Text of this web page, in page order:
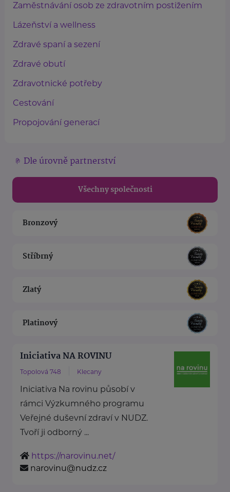
Zaměstnávání osob ze zdravotním postižením
Lázeňství a wellness
Zdravé spaní a sezení
Zdravé obutí
Zdravotnické potřeby
Cestování
Propojování generací
Dle úrovně partnerství
Všechny společnosti
Bronzový
Stříbrný
Zlatý
Platinový
Iniciativa NA ROVINU
Topolová 748 Klecany
Iniciativa Na rovinu působí v
rámci Výzkumného programu
Veřejné duševní zdraví v NUDZ.
Tvoří ji odborný ...
https://narovinu.net/
narovinu@nudz.cz